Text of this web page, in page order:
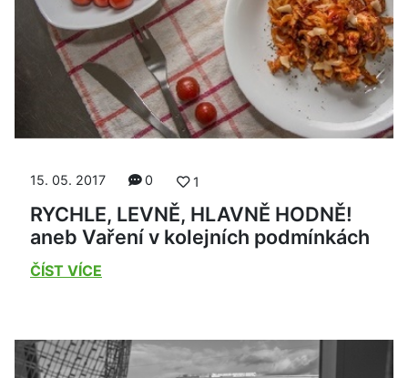
15. 05. 2017 0 1
RYCHLE, LEVNĚ, HLAVNĚ HODNĚ!
aneb Vaření v kolejních podmínkách
ČÍST VÍCE